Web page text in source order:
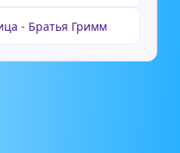
- Братья Гримм